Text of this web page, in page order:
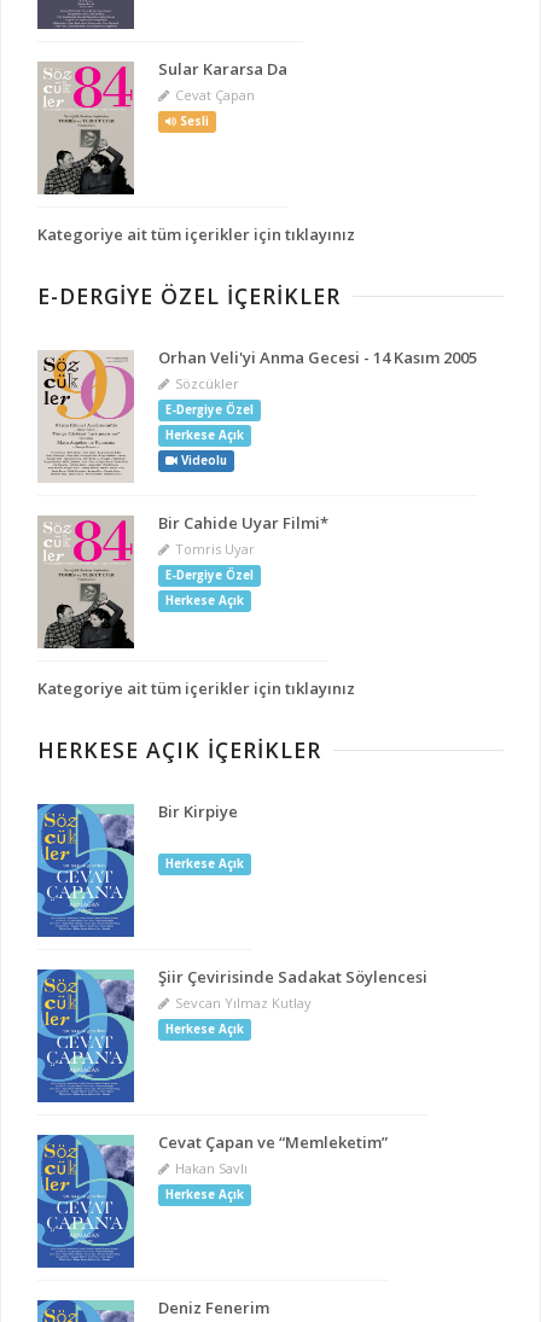
Sular Kararsa Da
Cevat Çapan
Sesli
Kategoriye ait tüm içerikler için tıklayınız
E-DERGİYE ÖZEL İÇERİKLER
Orhan Veli'yi Anma Gecesi - 14 Kasım 2005
Sözcükler
E-Dergiye Özel
Herkese Açık
Videolu
Bir Cahide Uyar Filmi*
Tomris Uyar
E-Dergiye Özel
Herkese Açık
Kategoriye ait tüm içerikler için tıklayınız
HERKESE AÇIK İÇERİKLER
Bir Kirpiye
Herkese Açık
Şiir Çevirisinde Sadakat Söylencesi
Sevcan Yılmaz Kutlay
Herkese Açık
Cevat Çapan ve “Memleketim”
Hakan Savlı
Herkese Açık
Deniz Fenerim